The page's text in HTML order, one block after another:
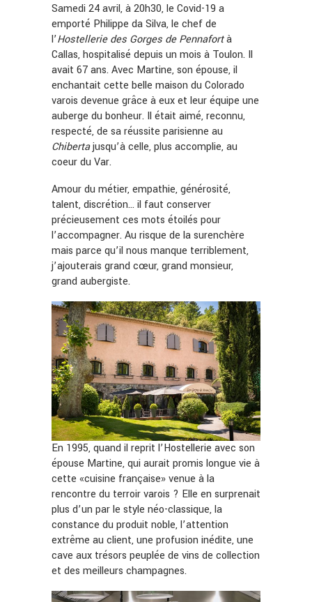
Samedi 24 avril, à 20h30, le Covid-19 a
emporté Philippe da Silva, le chef de
l’Hostellerie des Gorges de Pennafortà
Callas, hospitalisé depuis un mois à Toulon. Il
avait 67 ans. Avec Martine, son épouse, il
enchantait cette belle maison du Colorado
varois devenue grâce à eux et leur équipe une
auberge du bonheur. Il était aimé, reconnu,
respecté, de sa réussite parisienne au
Chibertajusqu’à celle, plus accomplie, au
coeur du Var.
Amour du métier, empathie, générosité,
talent, discrétion… il faut conserver
précieusement ces mots étoilés pour
l’accompagner. Au risque de la surenchère
mais parce qu’il nous manque terriblement,
j’ajouterais grand cœur, grand monsieur,
grand aubergiste.
En 1995, quand il reprit l’Hostellerie avec son
épouse Martine, qui aurait promis longue vie à
cette «cuisine française» venue à la
rencontre du terroir varois ? Elle en surprenait
plus d’un par le style néo-classique, la
constance du produit noble, l’attention
extrême au client, une profusion inédite, une
cave aux trésors peuplée de vins de collection
et des meilleurs champagnes.